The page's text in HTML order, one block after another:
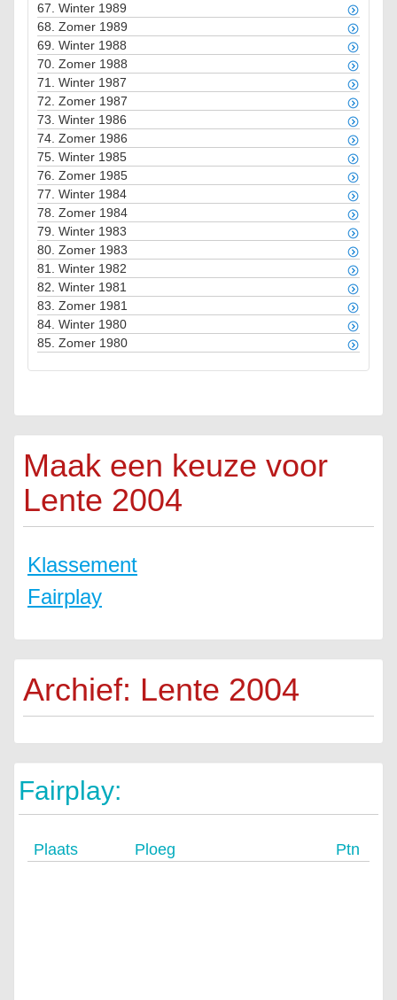
67. Winter 1989
68. Zomer 1989
69. Winter 1988
70. Zomer 1988
71. Winter 1987
72. Zomer 1987
73. Winter 1986
74. Zomer 1986
75. Winter 1985
76. Zomer 1985
77. Winter 1984
78. Zomer 1984
79. Winter 1983
80. Zomer 1983
81. Winter 1982
82. Winter 1981
83. Zomer 1981
84. Winter 1980
85. Zomer 1980
Maak een keuze voor
Lente 2004
Klassement
Fairplay
Archief: Lente 2004
Fairplay:
Plaats Ploeg Ptn